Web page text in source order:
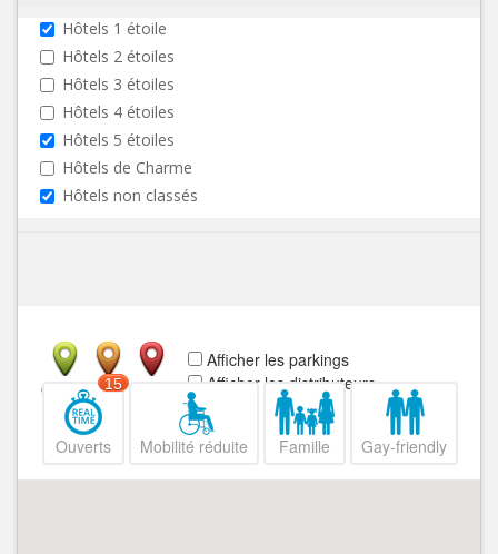
Hôtels 1 étoile
Hôtels 2 étoiles
Hôtels 3 étoiles
Hôtels 4 étoiles
Hôtels 5 étoiles
Hôtels de Charme
Hôtels non classés
Afficher les parkings
Afficher les distributeurs
Ouvert
Ouverts
15
Mobilité réduite Famille Gay-friendly